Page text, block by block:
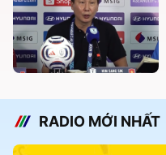
RADIO MỚI NHẤT